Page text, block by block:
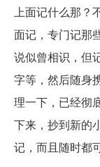
上面记什么那？
面记，专门记那
说似曾相识，但
字等，然后随身
理一下，已经彻
下来，抄到新的
记，而且随时都